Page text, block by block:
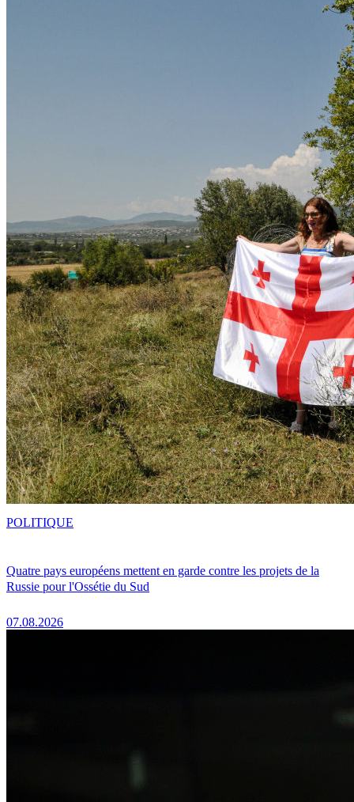
Quatre pays européens mettent en garde contre les projets de la
Russie pour l'Ossétie du Sud
07.08.2026
POLITIQUE